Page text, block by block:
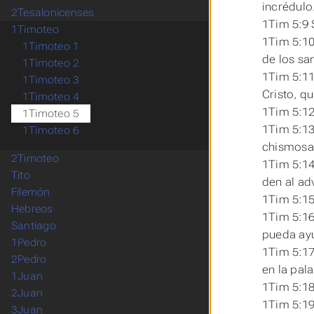
incrédulo.
1Tim 5:9
1Tim
de los
1Tim
Cristo,
1Tim
1Tim
1Tim
den al
1Tim
1Tim
pueda
1Tim
en la
1Tim
1Tim
2Tesalonicenses
1Timoteo
1Timoteo 1
1Timoteo 2
1Timoteo 3
1Timoteo 4
1Timoteo 5
1Timoteo 6
2Timoteo
Tito
Filemón
Hebreos
Santiago
1Pedro
2Pedro
1Juan
2Juan
3Juan